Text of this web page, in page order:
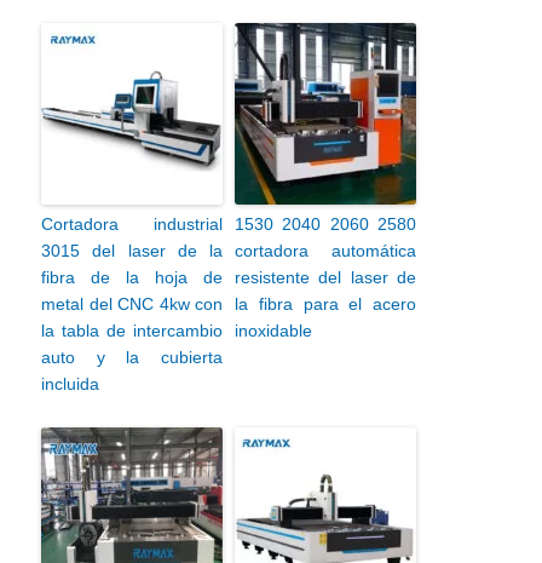
Cortadora industrial
3015 del laser de la
fibra de la hoja de
metal del CNC 4kw con
la tabla de intercambio
auto y la cubierta
incluida
1530 2040 2060 2580
cortadora automática
resistente del laser de
la fibra para el acero
inoxidable